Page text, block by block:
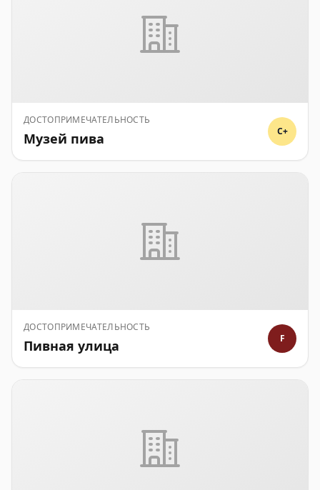
ДОСТОПРИМЕЧАТЕЛЬНОСТЬ
Музей пива C+
ДОСТОПРИМЕЧАТЕЛЬНОСТЬ
Пивная улица F